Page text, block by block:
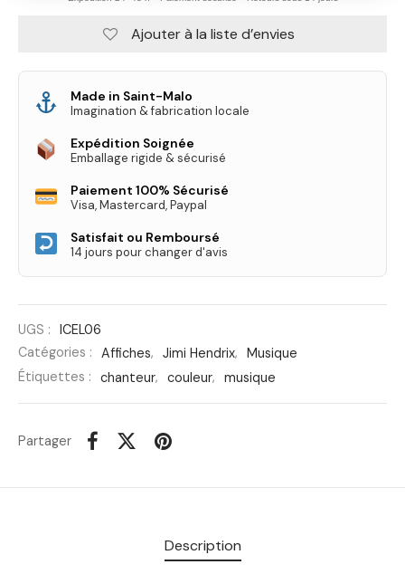
Ajouter à la liste d’envies
Made in Saint-Malo
Imagination & fabrication locale
Expédition Soignée
Emballage rigide & sécurisé
Paiement 100% Sécurisé
Visa, Mastercard, Paypal
Satisfait ou Remboursé
14 jours pour changer d'avis
UGS :
ICEL06
Catégories :
Affiches, Jimi Hendrix,
Musique
Étiquettes :
chanteur, couleur, musique
Partager
Description